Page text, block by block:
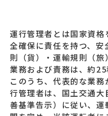
運行管理者とは国家資
全確保に責任を持つ、安
則（貨）・運輸規則（
業務および責務は、約25
このうち、代表的な業
行管理者は、国土交通
善基準告示）に従い、